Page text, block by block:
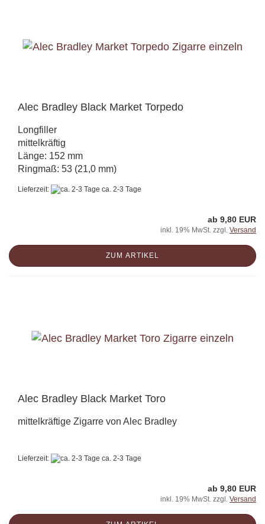
Alec Bradley Black Market Torpedo
Longfiller
mittelkräftig
Länge: 152 mm
Ringmaß: 53 (21,0 mm)
Lieferzeit: ca. 2-3 Tage
ab 9,80 EUR
inkl. 19% MwSt. zzgl. Versand
ZUM ARTIKEL
Alec Bradley Black Market Toro
mittelkräftige Zigarre von Alec Bradley
Lieferzeit: ca. 2-3 Tage
ab 9,80 EUR
inkl. 19% MwSt. zzgl. Versand